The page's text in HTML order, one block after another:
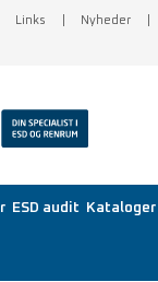
Links
Nyheder
ESD audit Kataloger